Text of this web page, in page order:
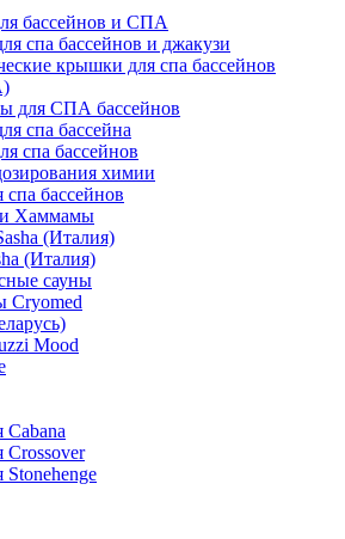
бассейнов и СПА
спа бассейнов и джакузи
крышки для спа бассейнов
для СПА бассейнов
спа бассейна
спа бассейнов
химии
бассейнов
Хаммамы
(Италия)
сауны
Cryomed
Mood
Cabana
Crossover